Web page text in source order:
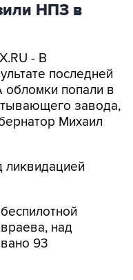
НПЗ в
- В
последней
обломки попали в
завода,
Михаил
над
93